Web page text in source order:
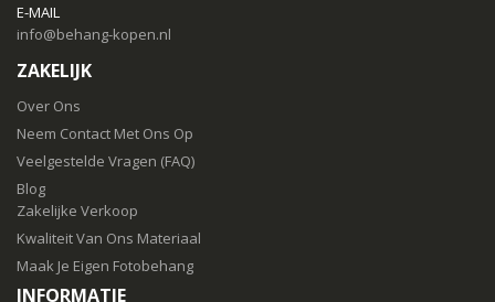
E-MAIL
info@behang-kopen.nl
ZAKELIJK
Over Ons
Neem Contact Met Ons Op
Veelgestelde Vragen (FAQ)
Blog
Zakelijke Verkoop
Kwaliteit Van Ons Materiaal
Maak Je Eigen Fotobehang
INFORMATIE